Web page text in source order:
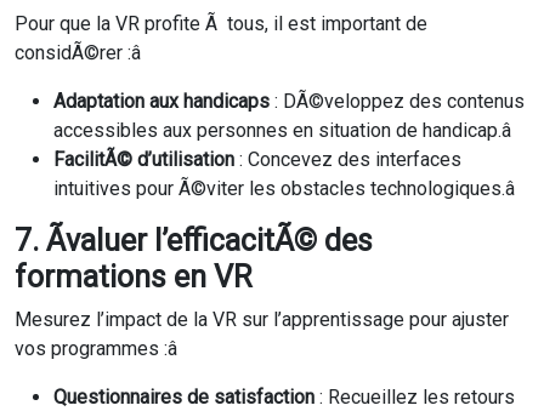
Pour que la VR profite Ã tous, il est important de
considÃ©rer :â
Adaptation aux handicaps : DÃ©veloppez des contenus
accessibles aux personnes en situation de handicap.â
FacilitÃ© d’utilisation : Concevez des interfaces
intuitives pour Ã©viter les obstacles technologiques.â
7. Ãvaluer l’efficacitÃ© des
formations en VR
Mesurez l’impact de la VR sur l’apprentissage pour ajuster
vos programmes :â
Questionnaires de satisfaction : Recueillez les retours